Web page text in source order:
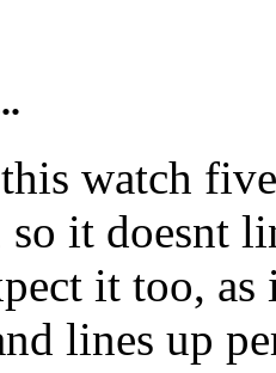
watch
it doesnt
it too, as
lines up